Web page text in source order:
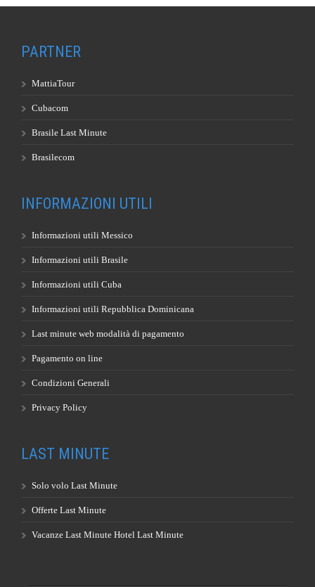
PARTNER
MattiaTour
Cubacom
Brasile Last Minute
Brasilecom
INFORMAZIONI UTILI
Informazioni utili Messico
Informazioni utili Brasile
Informazioni utili Cuba
Informazioni utili Repubblica Dominicana
Last minute web modalità di pagamento
Pagamento on line
Condizioni Generali
Privacy Policy
LAST MINUTE
Solo volo Last Minute
Offerte Last Minute
Vacanze Last Minute Hotel Last Minute